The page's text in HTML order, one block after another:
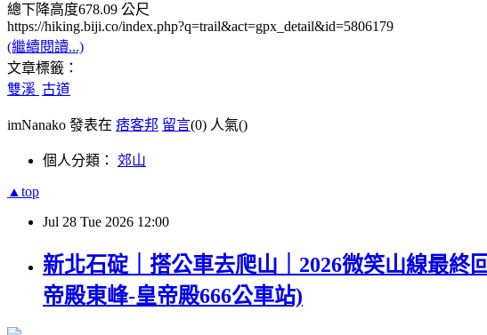
總下降高度678.09 公尺
https://hiking.biji.co/index.php?q=trail&act=gpx_detail&id=5806179
(繼續閱讀...)
文章標籤：
雙溪 古道
imNanako 發表在 痞客邦 留言(0) 人氣()
個人分類： 郊山
▲top
Jul 28 Tue 2026 12:00
新北石碇｜搭公車去爬山｜2026微笑山線最
帝殿東峰-皇帝殿666公車站)